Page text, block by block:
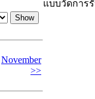
November
>>
แบบวัดการ